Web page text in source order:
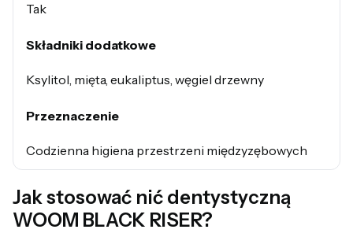
Tak
Składniki dodatkowe
Ksylitol, mięta, eukaliptus, węgiel drzewny
Przeznaczenie
Codzienna higiena przestrzeni międzyzębowych
Jak stosować nić dentystyczną
WOOM BLACK RISER?